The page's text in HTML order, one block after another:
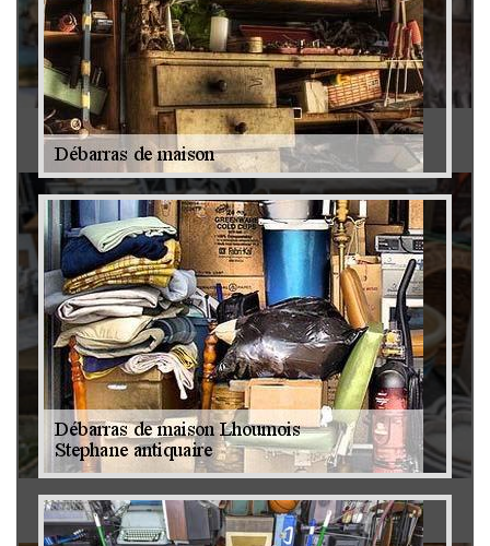
Antiquaire 79
Brocanteur 79